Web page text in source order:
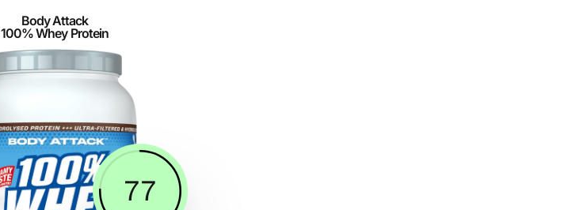
Body Attack
100% Whey Protein
77